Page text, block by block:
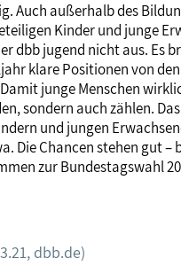
Auch außerhalb des
Kinder und junge
dbb jugend nicht aus. Es
klare Positionen von
junge Menschen
sondern auch zählen.
und jungen
Chancen stehen gut –
zur Bundestagswahl
dbb.de)